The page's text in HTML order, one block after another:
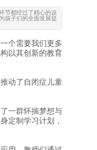
节都经过了精心的设
孩子们的全面发展提
个需要我们更多
以其创新的教育
动了自闭症儿童
一群怀揣梦想与
定制学习计划，